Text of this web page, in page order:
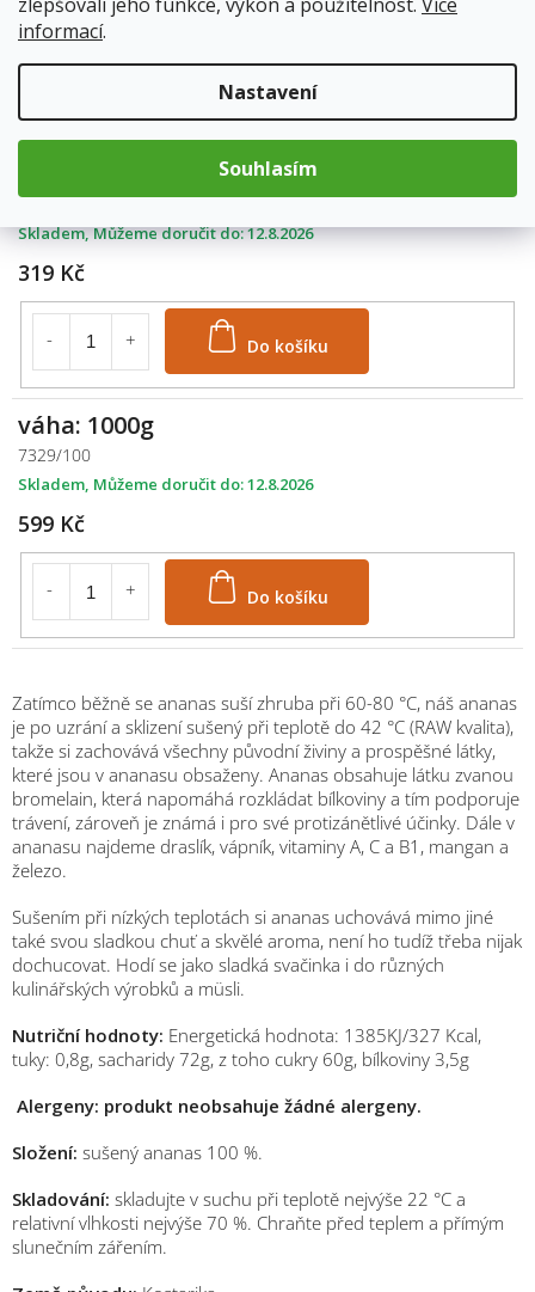
informací.
Nastavení
Souhlasím
169 Kč
Do košíku
7329/500
319 Kč
Do košíku
Skladem 12.8.2026
váha: 1000g
7329/100
599 Kč
Skladem 12.8.2026
Zatímco běžně se ananas suší zhruba při 60-80 °C, náš ananas
je po uzrání a sklizení sušený při teplotě do 42 °C (RAW kvalita),
takže si zachovává všechny původní živiny a prospěšné látky,
které jsou v ananasu obsaženy. Ananas obsahuje látku zvanou
bromelain, která napomáhá rozkládat bílkoviny a tím podporuje
trávení, zároveň je známá i pro své protizánětlivé účinky. Dále v
ananasu najdeme draslík, vápník, vitaminy A, C a B1, mangan a
železo.
Sušením při nízkých teplotách si ananas uchovává mimo jiné
také svou sladkou chuť a skvělé aroma, není ho tudíž třeba nijak
dochucovat. Hodí se jako sladká svačinka i do různých
kulinářských výrobků a müsli.
Nutriční hodnoty: Energetická hodnota: 1385KJ/327 Kcal,
tuky: 0,8g, sacharidy 72g, z toho cukry 60g, bílkoviny 3,5g
Alergeny: produkt neobsahuje žádné alergeny.
Složení: sušený ananas 100 %.
Skladování: skladujte v suchu při teplotě nejvýše 22 °C a
relativní vlhkosti nejvýše 70 %. Chraňte před teplem a přímým
slunečním zářením.